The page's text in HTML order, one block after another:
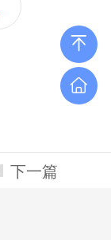
下一篇